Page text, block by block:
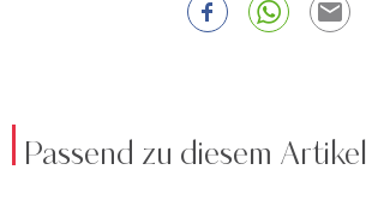
Passend zu diesem Artikel